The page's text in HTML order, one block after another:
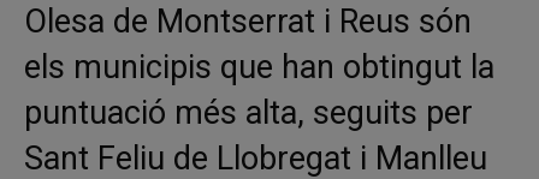
Olesa de Montserrat i Reus són
els municipis que han obtingut la
puntuació més alta, seguits per
Sant Feliu de Llobregat i Manlleu